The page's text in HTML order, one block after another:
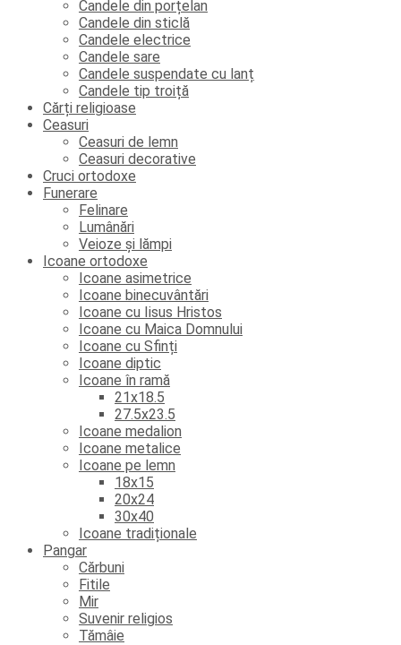
Candele din porțelan
Candele din sticlă
Candele electrice
Candele sare
Candele suspendate cu lanț
Candele tip troiță
Cărți religioase
Ceasuri
Ceasuri de lemn
Ceasuri decorative
Cruci ortodoxe
Funerare
Felinare
Lumânări
Veioze și lămpi
Icoane ortodoxe
Icoane asimetrice
Icoane binecuvântări
Icoane cu Iisus Hristos
Icoane cu Maica Domnului
Icoane cu Sfinți
Icoane diptic
Icoane în ramă
21x18.5
27.5x23.5
Icoane medalion
Icoane metalice
Icoane pe lemn
18x15
20x24
30x40
Icoane tradiționale
Pangar
Cărbuni
Fitile
Mir
Suvenir religios
Tămâie